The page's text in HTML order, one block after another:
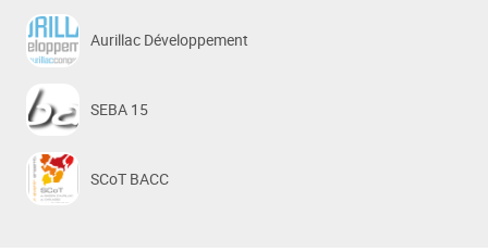
Aurillac Développement
SEBA 15
SCoT BACC